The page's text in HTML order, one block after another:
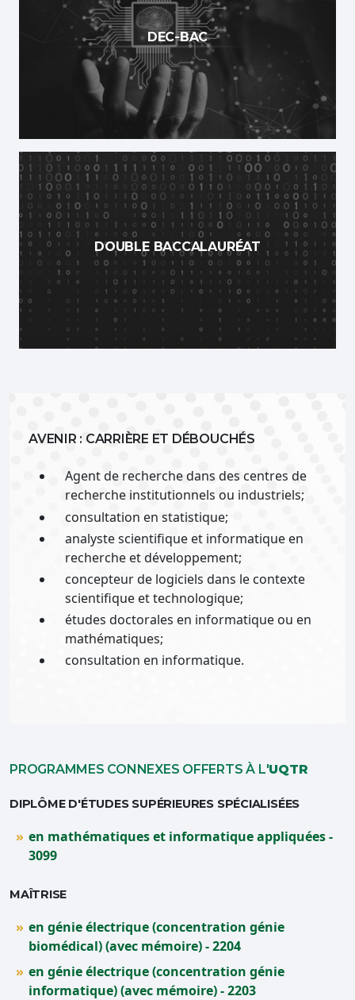
DEC-BAC
DOUBLE BACCALAURÉAT
AVENIR : CARRIÈRE ET DÉBOUCHÉS
Agent de recherche dans des centres de
recherche institutionnels ou industriels;
consultation en statistique;
analyste scientifique et informatique en
recherche et développement;
concepteur de logiciels dans le contexte
scientifique et technologique;
études doctorales en informatique ou en
mathématiques;
consultation en informatique.
PROGRAMMES CONNEXES OFFERTS À L'UQTR
DIPLÔME D'ÉTUDES SUPÉRIEURES SPÉCIALISÉES
en mathématiques et informatique appliquées -
3099
MAÎTRISE
en génie électrique (concentration génie
biomédical) (avec mémoire) - 2204
en génie électrique (concentration génie
informatique) (avec mémoire) - 2203